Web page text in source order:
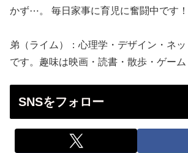
かず⋯。 毎日家事に育児に奮闘中です！
弟（ライム）：心理学・デザイン・ネ
です。趣味は映画・読書・散歩・ゲーム
SNSをフォロー